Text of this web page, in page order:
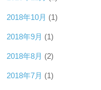
2018年10月 (1)
2018年9月 (1)
2018年8月 (2)
2018年7月 (1)